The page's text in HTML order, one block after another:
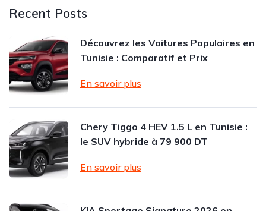
Recent Posts
Découvrez les Voitures Populaires en
Tunisie : Comparatif et Prix
En savoir plus
Chery Tiggo 4 HEV 1.5 L en Tunisie :
le SUV hybride à 79 900 DT
En savoir plus